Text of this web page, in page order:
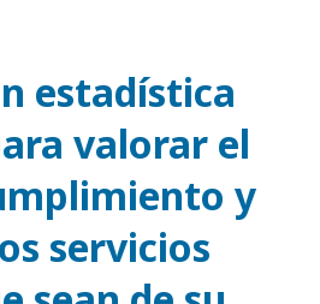
estadística
valorar el
y
servicios